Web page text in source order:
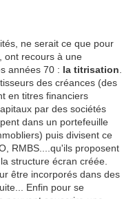
ne serait ce que pour
ont recours à une
années 70 : la titrisation
des créances (des
en titres financiers
par des sociétés
dans un portefeuille
puis divisent ce
RMBS....qu'ils proposent
structure écran créée.
être incorporés dans des
Enfin pour se